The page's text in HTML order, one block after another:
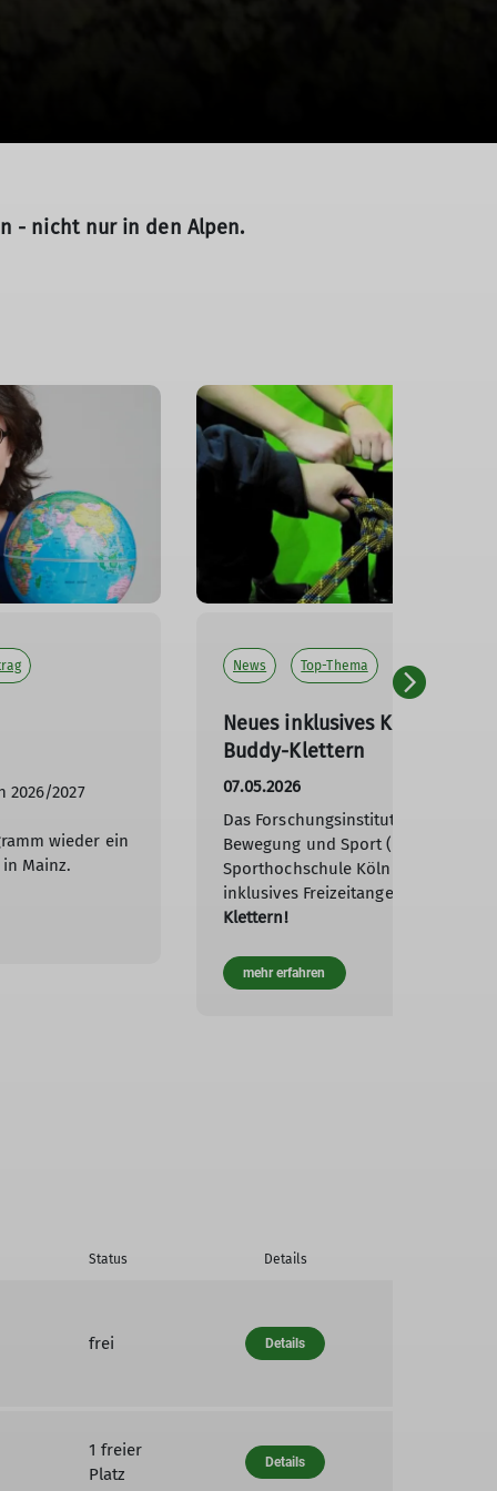
- nicht nur in den Alpen.
2026/2027
wieder ein
Mainz.
News Top-Thema Vielfalt und
Neues inklusives
Buddy-Klettern
07.05.2026
Das Forschungsinstitut für
Bewegung und Sport (FIBS) der
Sporthochschule Köln hat ein tolles
inklusives Freizeitangebot
Klettern!
mehr erfahren
Status Details
frei Details
1 freier
Platz
Details